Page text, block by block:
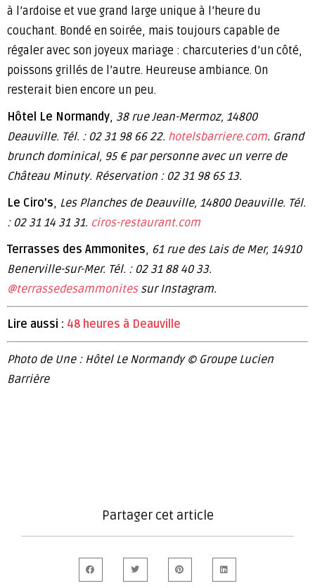
à l’ardoise et vue grand large unique à l’heure du
couchant. Bondé en soirée, mais toujours capable de
régaler avec son joyeux mariage : charcuteries d’un côté,
poissons grillés de l’autre. Heureuse ambiance. On
resterait bien encore un peu.
Hôtel Le Normandy, 38 rue Jean-Mermoz, 14800
Deauville. Tél. : 02 31 98 66 22. hotelsbarriere.com. Grand
brunch dominical, 95 € par personne avec un verre de
Château Minuty. Réservation : 02 31 98 65 13.
Le Ciro’s, Les Planches de Deauville, 14800 Deauville. Tél.
: 02 31 14 31 31. ciros-restaurant.com
Terrasses des Ammonites, 61 rue des Lais de Mer, 14910
Benerville-sur-Mer. Tél. : 02 31 88 40 33.
@terrassedesammonitessur Instagram.
Lire aussi : 48 heures à Deauville
Photo de Une : Hôtel Le Normandy © Groupe Lucien
Barrière
Partager cet article